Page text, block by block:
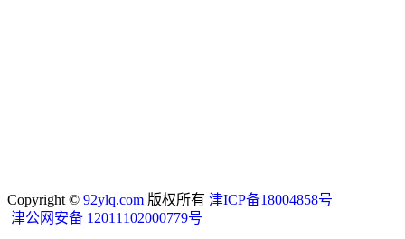
Copyright © 92ylq.com 版权所有 津ICP备18004858号
津公网安备 12011102000779号